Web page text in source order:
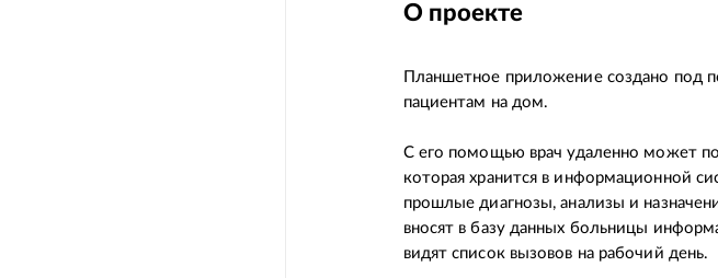
О проекте
Планшетное приложение создано под
пациентам на дом.
C его помощью врач удаленно может
которая хранится в информационной
прошлые диагнозы, анализы и
вносят в базу данных больницы
видят список вызовов на рабочий день.